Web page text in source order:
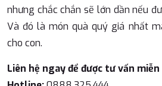
nhưng chắc chắn sẽ lớn dần nếu
Và đó là món quà quý giá nhất
cho con.
Liên hệ ngay để được tư vấn